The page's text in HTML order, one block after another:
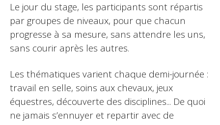
Le jour du stage, les participants sont répartis
par groupes de niveaux, pour que chacun
progresse à sa mesure, sans attendre les uns,
sans courir après les autres.
Les thématiques varient chaque demi-journée :
travail en selle, soins aux chevaux, jeux
équestres, découverte des disciplines... De quoi
ne jamais s’ennuyer et repartir avec de